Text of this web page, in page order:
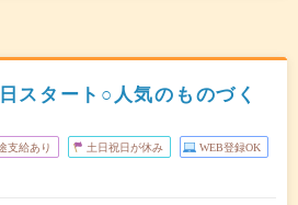
スタート○人気のものづく
支給あり 土日祝日が休み WEB登録OK